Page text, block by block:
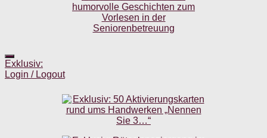
Exklusiv:
Login / Logout